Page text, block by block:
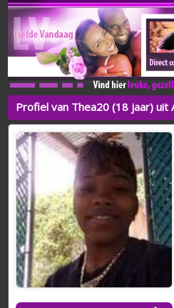
Profiel van Thea20 (18 jaar) uit